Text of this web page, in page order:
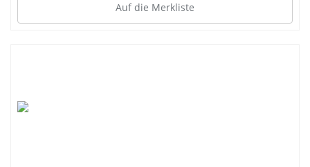
Auf die Merkliste